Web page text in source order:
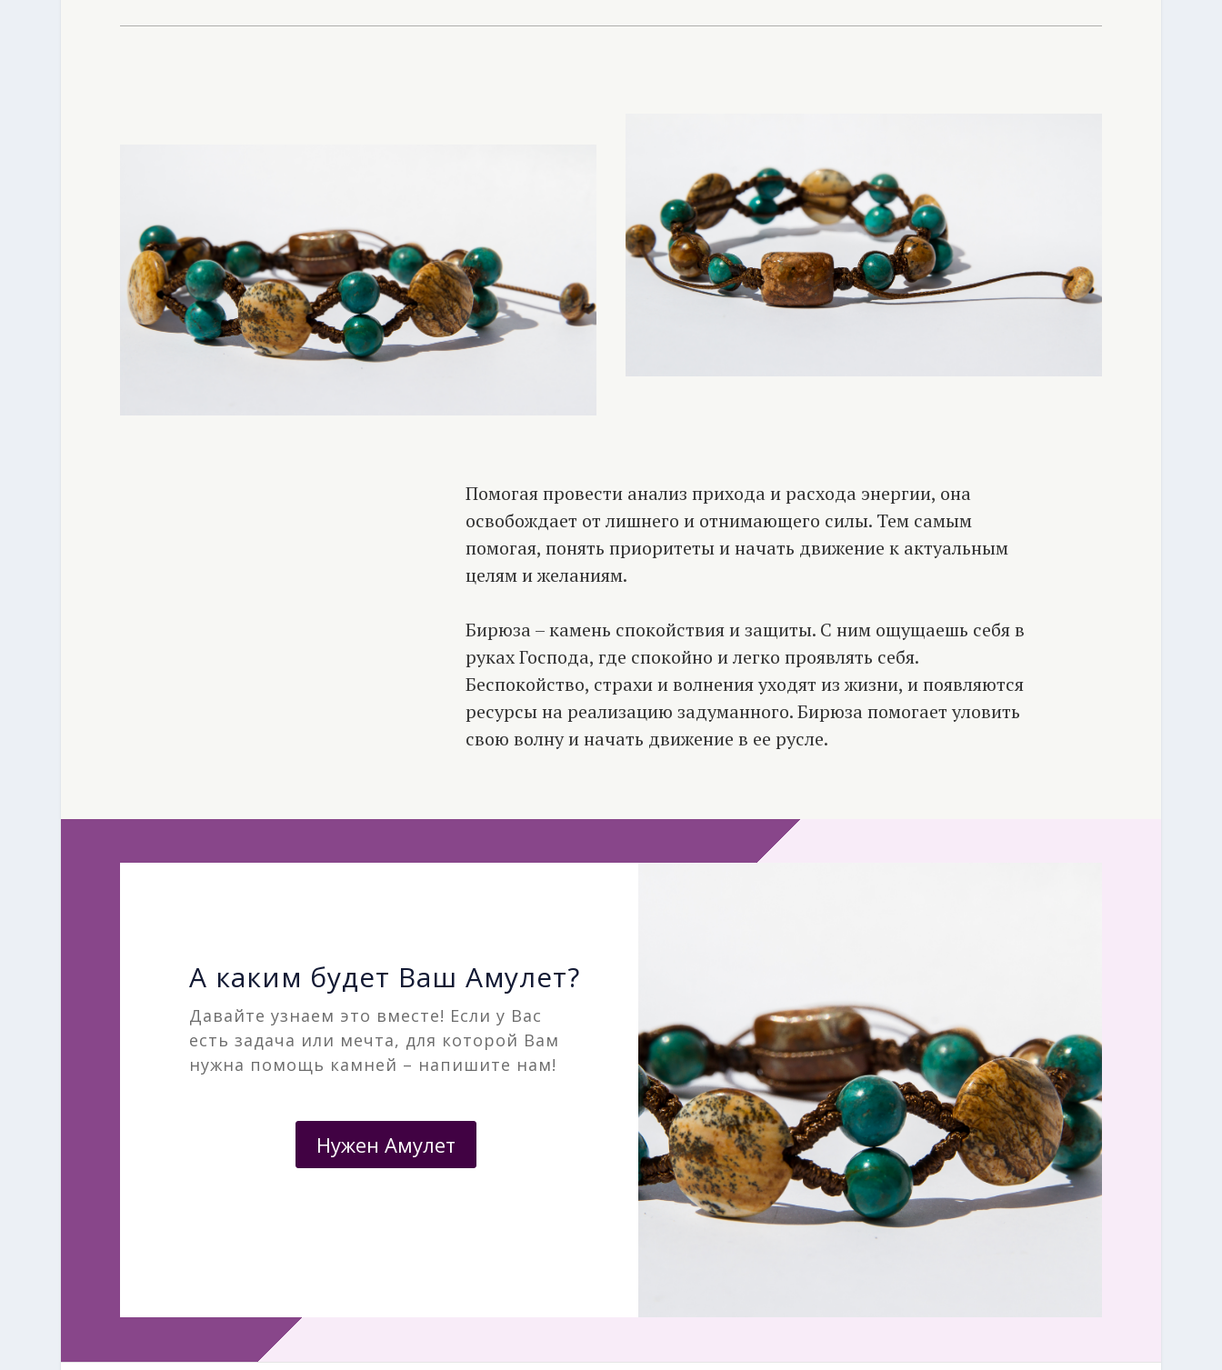
Помогая провести анализ прихода и расхода энергии, она
освобождает от лишнего и отнимающего силы. Тем самым
помогая, понять приоритеты и начать движение к актуальным
целям и желаниям.
Бирюза – камень спокойствия и защиты. С ним ощущаешь себя в
руках Господа, где спокойно и легко проявлять себя.
Беспокойство, страхи и волнения уходят из жизни, и появляются
ресурсы на реализацию задуманного. Бирюза помогает уловить
свою волну и начать движение в ее русле.
А каким будет Ваш Амулет?
Давайте узнаем это вместе! Если у Вас
есть задача или мечта, для которой Вам
нужна помощь камней – напишите нам!
Нужен Амулет